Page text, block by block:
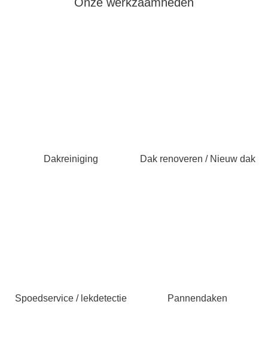
Dakreiniging Dak renoveren / Nieuw dak
Spoedservice / lekdetectie Pannendaken